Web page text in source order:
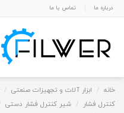
درباره ما تماس با ما
خانه ابزار آلات و تجهیزات صنعتی
کنترل فشار
شیر کنترل فشار دستی